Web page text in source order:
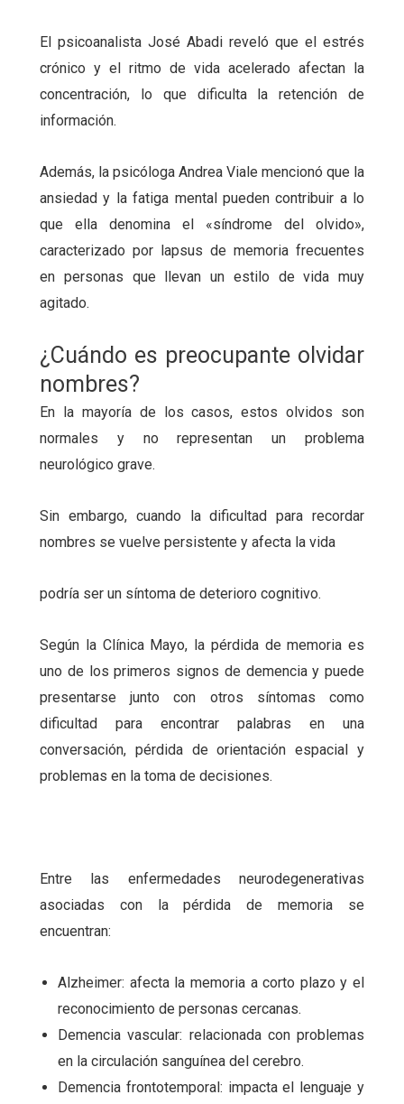
El psicoanalista José Abadi reveló que el estrés
crónico y el ritmo de vida acelerado afectan la
concentración, lo que dificulta la retención de
información.
Además, la psicóloga Andrea Viale mencionó que la
ansiedad y la fatiga mental pueden contribuir a lo
que ella denomina el «síndrome del olvido»,
caracterizado por lapsus de memoria frecuentes
en personas que llevan un estilo de vida muy
agitado.
¿Cuándo es preocupante olvidar
nombres?
En la mayoría de los casos, estos olvidos son
normales y no representan un problema
neurológico grave.
Sin embargo, cuando la dificultad para recordar
nombres se vuelve persistente y afecta la vida
podría ser un síntoma de deterioro cognitivo.
Según la Clínica Mayo, la pérdida de memoria es
uno de los primeros signos de demencia y puede
presentarse junto con otros síntomas como
dificultad para encontrar palabras en una
conversación, pérdida de orientación espacial y
problemas en la toma de decisiones.
Entre las enfermedades neurodegenerativas
asociadas con la pérdida de memoria se
encuentran:
Alzheimer: afecta la memoria a corto plazo y el
reconocimiento de personas cercanas.
Demencia vascular: relacionada con problemas
en la circulación sanguínea del cerebro.
Demencia frontotemporal: impacta el lenguaje y